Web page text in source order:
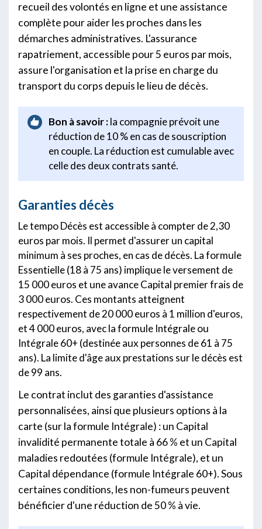
recueil des volontés en ligne et une assistance
complète pour aider les proches dans les
démarches administratives. L'assurance
rapatriement, accessible pour 5 euros par mois,
assure l'organisation et la prise en charge du
transport du corps depuis le lieu de décès.
Bon à savoir :la compagnie prévoit une
réduction de 10 % en cas de souscription
en couple. La réduction est cumulable avec
celle des deux contrats santé.
Garanties décès
Le tempo Décès est accessible à compter de 2,30
euros par mois. Il permet d'assurer un capital
minimum à ses proches, en cas de décès. La formule
Essentielle (18 à 75 ans) implique le versement de
15 000 euros et une avance Capital premier frais de
3 000 euros. Ces montants atteignent
respectivement de 20 000 euros à 1 million d'euros,
et 4 000 euros, avec la formule Intégrale ou
Intégrale 60+ (destinée aux personnes de 61 à 75
ans). La limite d'âge aux prestations sur le décès est
de 99 ans.
Le contrat inclut des garanties d'assistance
personnalisées, ainsi que plusieurs options à la
carte (sur la formule Intégrale) : un Capital
invalidité permanente totale à 66 % et un Capital
maladies redoutées (formule Intégrale), et un
Capital dépendance (formule Intégrale 60+). Sous
certaines conditions, les non-fumeurs peuvent
bénéficier d'une réduction de 50 % à vie.